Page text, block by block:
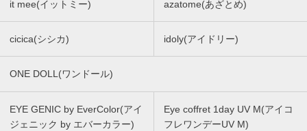
it mee(イットミー) azatome(あざとめ)
cicica(シシカ) idoly(アイドリー)
ONE DOLL(ワンドール)
EYE GENIC by EverColor(アイ
ジェニック by エバーカラー)
Eye coffret 1day UV M(アイコ
フレワンデーUV M)